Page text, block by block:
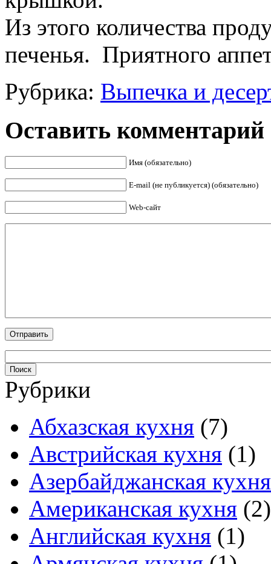
Из этого количества
печенья. Приятного
Рубрика: Выпечка и
Оставить комментарий
Имя (обязательно)
E-mail (не публикуется) (обязательно)
Web-сайт
Рубрики
Абхазская кухня (7)
Австрийская кухня (1)
Азербайджанская кухня
Американская кухня (2)
Английская кухня (1)